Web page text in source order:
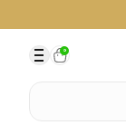
0